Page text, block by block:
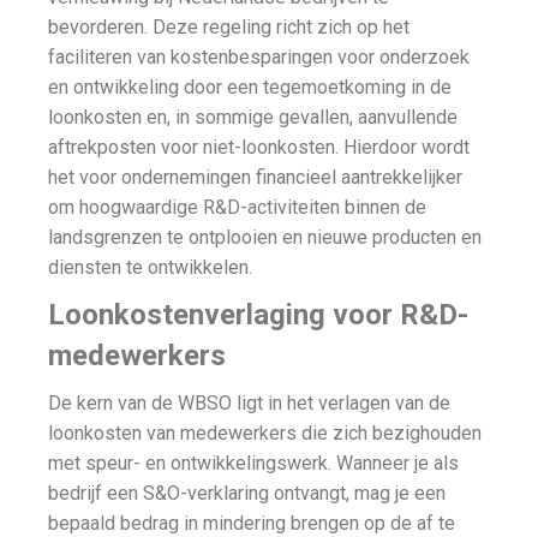
bevorderen. Deze regeling richt zich op het
faciliteren van kostenbesparingen voor onderzoek
en ontwikkeling door een tegemoetkoming in de
loonkosten en, in sommige gevallen, aanvullende
aftrekposten voor niet-loonkosten. Hierdoor wordt
het voor ondernemingen financieel aantrekkelijker
om hoogwaardige R&D-activiteiten binnen de
landsgrenzen te ontplooien en nieuwe producten en
diensten te ontwikkelen.
Loonkostenverlaging voor R&D-
medewerkers
De kern van de WBSO ligt in het verlagen van de
loonkosten van medewerkers die zich bezighouden
met speur- en ontwikkelingswerk. Wanneer je als
bedrijf een S&O-verklaring ontvangt, mag je een
bepaald bedrag in mindering brengen op de af te